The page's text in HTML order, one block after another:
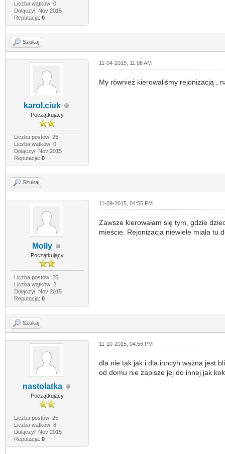
Liczba wątków: 0
Dołączył: Nov 2015
Reputacja: 0
Szukaj
karol.ciuk
Początkujący
Liczba postów: 25
Liczba wątków: 0
Dołączył: Nov 2015
Reputacja: 0
11-04-2015, 11:08 AM
My również kierowaliśmy rejonizacją ,
Szukaj
Molly
Początkujący
Liczba postów: 25
Liczba wątków: 2
Dołączył: Nov 2015
Reputacja: 0
11-09-2015, 04:55 PM
Zawsze kierowałam się tym, gdzie
mieście. Rejonizacja niewiele miała tu
Szukaj
nastolatka
Początkujący
Liczba postów: 25
Liczba wątków: 8
Dołączył: Nov 2015
Reputacja: 0
11-10-2015, 04:56 PM
dla nie tak jak i dla inncyh ważna jest
od domu nie zapisze jej do innej jak